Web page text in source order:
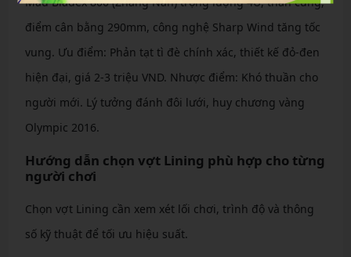
điểm cân bằng 290mm, công nghệ Sharp Wind tăng tốc
vung. Ưu điểm: Phản tạt tì đè chính xác, thiết kế đỏ-đen
hiện đại, giá 2-3 triệu VND. Nhược điểm: Khó thuần cho
người mới. Lý tưởng đánh đôi lưới, huy chương vàng
Olympic 2016.
Hướng dẫn chọn vợt Lining phù hợp cho từng
người chơi
Chọn vợt Lining cần xem xét lối chơi, trình độ và thông
số kỹ thuật để tối ưu hiệu suất.